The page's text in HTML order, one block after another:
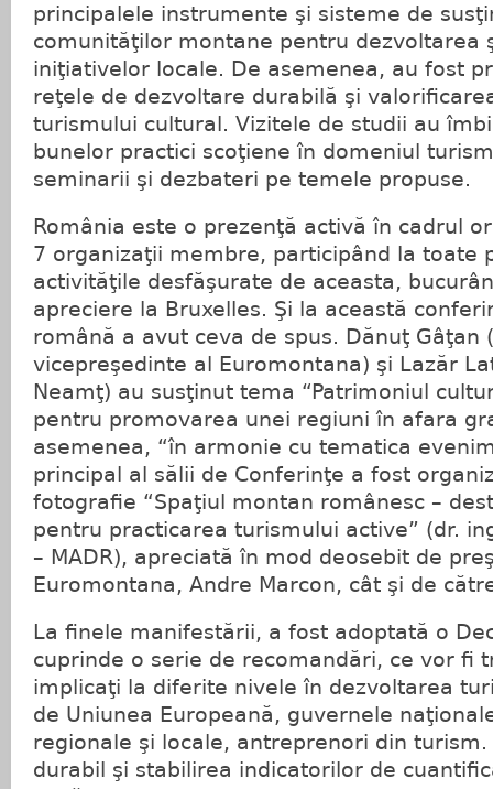
principalele instrumente şi sisteme de
comunităţilor montane pentru dezvoltarea
iniţiativelor locale. De asemenea, au fost
reţele de dezvoltare durabilă şi
turismului cultural. Vizitele de studii au
bunelor practici scoţiene în domeniul
seminarii şi dezbateri pe temele propuse.
România este o prezenţă activă în cadrul
7 organizaţii membre, participând la toate
activităţile desfăşurate de aceasta,
apreciere la Bruxelles. Şi la această
română a avut ceva de spus. Dănuţ Gâţan
vicepreşedinte al Euromontana) şi Lazăr
Neamţ) au susţinut tema “Patrimoniul
pentru promovarea unei regiuni în afara
asemenea, “în armonie cu tematica
principal al sălii de Conferinţe a fost
fotografie “Spaţiul montan românesc –
pentru practicarea turismului active” (dr.
– MADR), apreciată în mod deosebit de
Euromontana, Andre Marcon, cât şi de
La finele manifestării, a fost adoptată o
cuprinde o serie de recomandări, ce vor fi
implicaţi la diferite nivele în dezvoltarea
de Uniunea Europeană, guvernele
regionale şi locale, antreprenori din
durabil şi stabilirea indicatorilor de